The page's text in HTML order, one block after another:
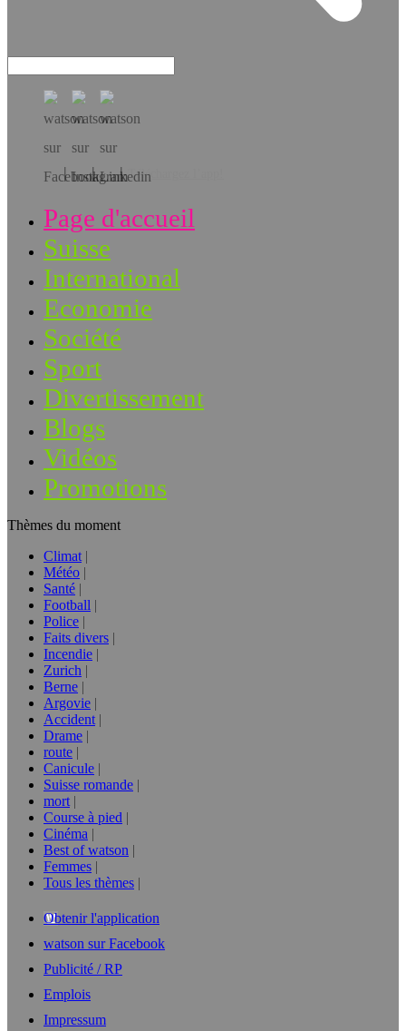
Téléchargez l’app!
Page d'accueil
Suisse
International
Economie
Société
Sport
Divertissement
Blogs
Vidéos
Promotions
Thèmes du moment
Climat
Météo
Santé
Football
Police
Faits divers
Incendie
Zurich
Berne
Argovie
Accident
Drame
route
Canicule
Suisse romande
mort
Course à pied
Cinéma
Best of watson
Femmes
Tous les thèmes
Obtenir l'application
watson sur Facebook
Publicité / RP
Emplois
Impressum